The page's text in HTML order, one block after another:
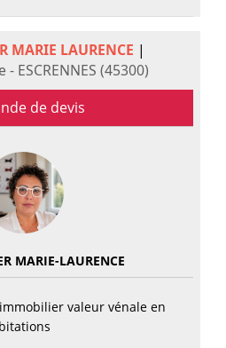
MARIE LAURENCE |
ESCRENNES (45300)
de devis
MARIE-LAURENCE
valeur vénale en